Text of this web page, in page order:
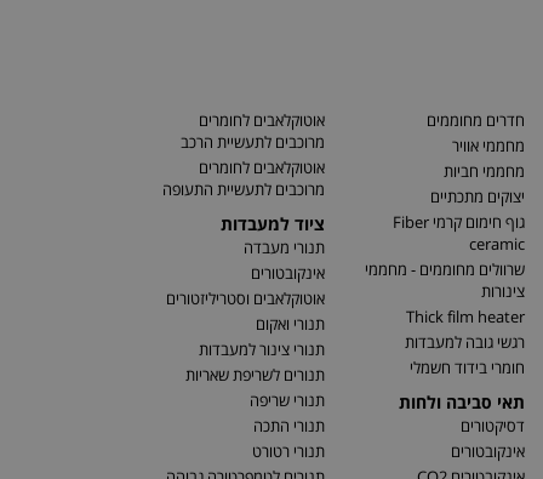
חדרים מחוממים
מחממי אוויר
מחממי חביות
יצוקים מתכתיים
גוף חימום קרמי Fiber
ceramic
שרוולים מחוממים - מחממי
צינורות
Thick film heater
רגשי גובה למעבדות
חומרי בידוד חשמלי
תאי סביבה ולחות
דסיקטורים
אינקובטורים
אוטוקלאבים לחומרים
מרוכבים לתעשיית הרכב
אוטוקלאבים לחומרים
מרוכבים לתעשיית התעופה
ציוד למעבדות
תנורי מעבדה
אינקובטורים
אוטוקלאבים וסטריליזטורים
תנורי ואקום
תנורי צינור למעבדות
תנורים לשריפת שאריות
תנורי שריפה
תנורי התכה
תנורי רטורט